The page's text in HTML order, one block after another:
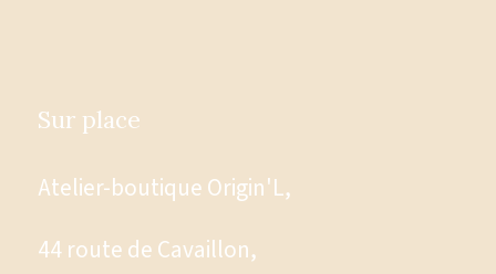
Sur place
Atelier-boutique Origin'L,
44 route de Cavaillon,